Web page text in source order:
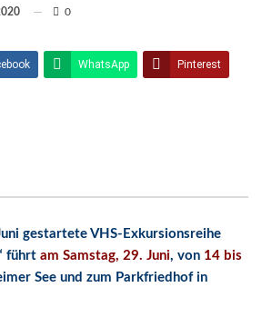
0
WhatsApp Pinterest
gestartete VHS-Exkursionsreihe
führt am Samstag, 29. Juni, von 14 bis
See und zum Parkfriedhof in